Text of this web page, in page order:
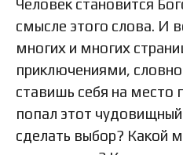
Человек становится
смысле этого слова. И
многих и многих
приключениями,
ставишь себя на место
попал этот
сделать выбор? Какой